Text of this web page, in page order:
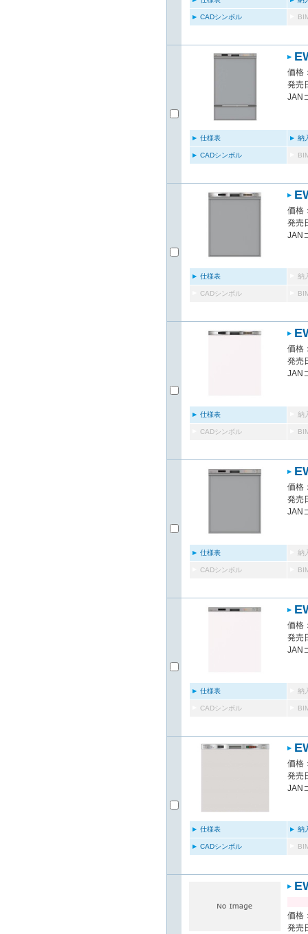
CADシンボル
価格
発売
JAN
仕様表 納
CADシンボル
価格
発売
JAN
仕様表 納
CADシンボル
価格
発売
JAN
仕様表 納
CADシンボル
価格
発売
JAN
仕様表 納
CADシンボル
価格
発売
JAN
仕様表 納
CADシンボル
価格
発売
JAN
仕様表 納
CADシンボル
価格
発売